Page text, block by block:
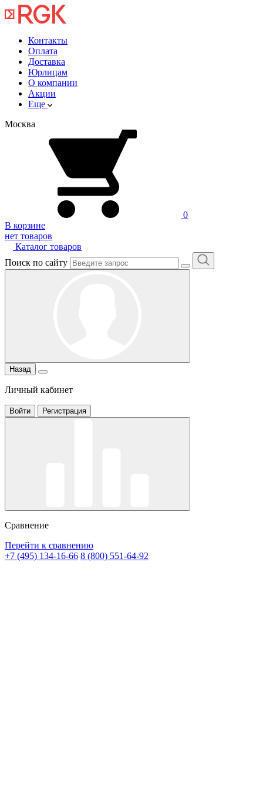
Контакты
Оплата
Доставка
Юрлицам
О компании
Акции
Еще
Москва
0
В корзине
нет товаров
Каталог товаров
Поиск по сайту
Назад
Личный кабинет
Войти Регистрация
Сравнение
Перейти к сравнению
+7 (495) 134-16-66 8 (800) 551-64-92